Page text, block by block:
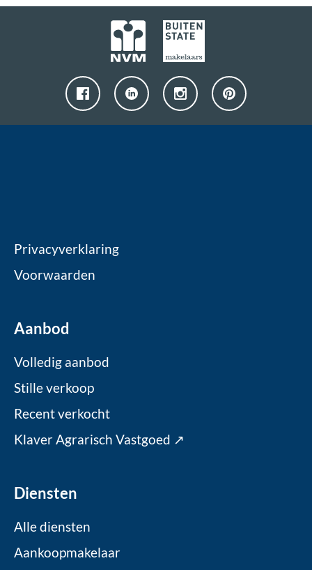
Privacyverklaring
Voorwaarden
Aanbod
Volledig aanbod
Stille verkoop
Recent verkocht
Klaver Agrarisch Vastgoed ↗
Diensten
Alle diensten
Aankoopmakelaar